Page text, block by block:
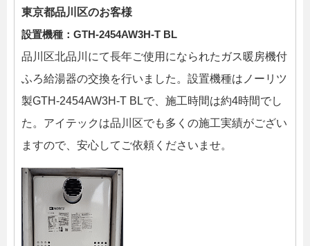
東京都品川区のお客様
設置機種： GTH-2454AW3H-T BL
品川区北品川にて長年ご使用になられたガス暖房機付
ふろ給湯器の交換を行いました。設置機種はノーリツ
製GTH-2454AW3H-T BLで、施工時間は約4時間でし
た。アイテックは品川区でも多くの施工実績がござい
ますので、安心してご依頼くださいませ。